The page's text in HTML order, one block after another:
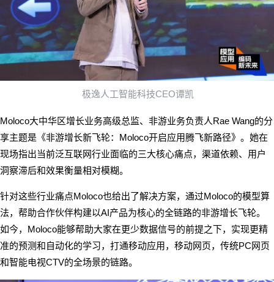
极逸人工智能科技CEO谭凯
Moloco大中华区增长业务高级总监、非游业务负责人Rae Wang的分
享主题是《非游增长新飞轮： Moloco开启应用腾飞新路径》。她在
现场指出当前泛互联网行业面临的三大核心痛点，渠道依赖、用户
洞察滞后和效果衡量相对模糊。
针对这些行业痛点Moloco也给出了解决方案，通过Moloco的模型算
法，帮助合作伙伴构建以AI产品为核心的全链路的非游增长飞轮。
如今， Moloco能够帮助大家在更少数据信号的前提之下，实现更精
准的预测和自动化的学习，打通移动应用，移动网页，传统PC 网页
和智能电视CTV的全场景的链路。